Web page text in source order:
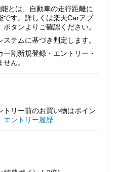
とは、自動車の走行距離に
です。詳しくは楽天Carアプ
タンよりご確認ください。
テムに基づき判定します。
割新規登録・エントリー・
ん。
リー前のお買い物はポイン
エントリー履歴